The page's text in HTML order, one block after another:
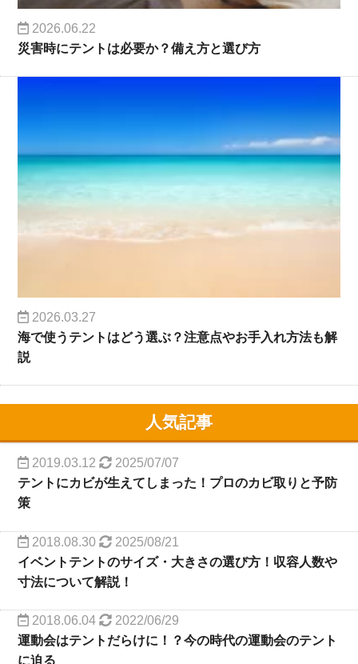
2026.06.22
災害時にテントは必要か？備え方と選び方
2026.03.27
海で使うテントはどう選ぶ？注意点やお手入れ方法も解
説
人気記事
2019.03.12
2025/07/07
テントにカビが生えてしまった！プロのカビ取りと予防
策
2018.08.30
2025/08/21
イベントテントのサイズ・大きさの選び方！収容人数や
寸法について解説！
2018.06.04
2022/06/29
運動会はテントだらけに！？今の時代の運動会のテント
に迫る